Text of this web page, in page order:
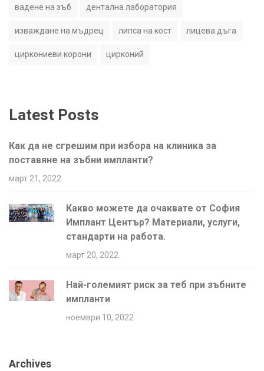
вадене на зъб дентална лаборатория
изваждане на мъдрец липса на кост лицева дъга
циркониеви корони цирконий
Latest Posts
Как да не сгрешим при избора на клиника за
поставяне на зъбни импланти?
март 21, 2022
Какво можете да очаквате от София
Имплант Център? Материали, услуги,
стандарти на работа.
март 20, 2022
Най-големият риск за теб при зъбните
импланти
ноември 10, 2022
Archives